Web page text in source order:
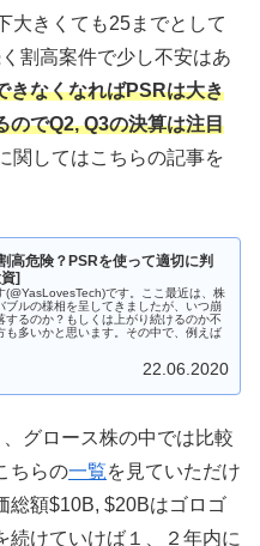
大きくても25までとして
割高案件で少し不安はあ
きなくなればPSRは大き
のでQ2, Q3の決算は注目
関してはこちらの記事を
高危険？PSRを使って適切に判
]
(@YasLovesTech)です。ここ最近は、株
ブルの様相を呈してきましたが、いつ崩
するのか？もしくは上がり続けるのか不
も多いかと思います。その中で、例えば
22.06.2020
グロース株の中では比較
ちらの一覧を見ていただけ
総額$10B, $20Bはゴロゴ
続けていけば１、２年内に